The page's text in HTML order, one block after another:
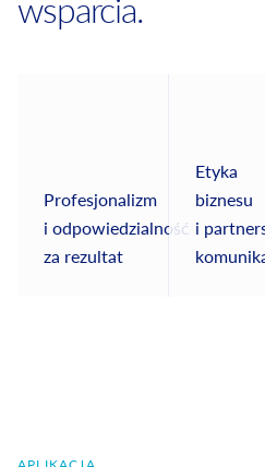
wsparcia.
Profesjonalizm
i odpowiedzialność
za rezultat
Etyka
biznesu
i